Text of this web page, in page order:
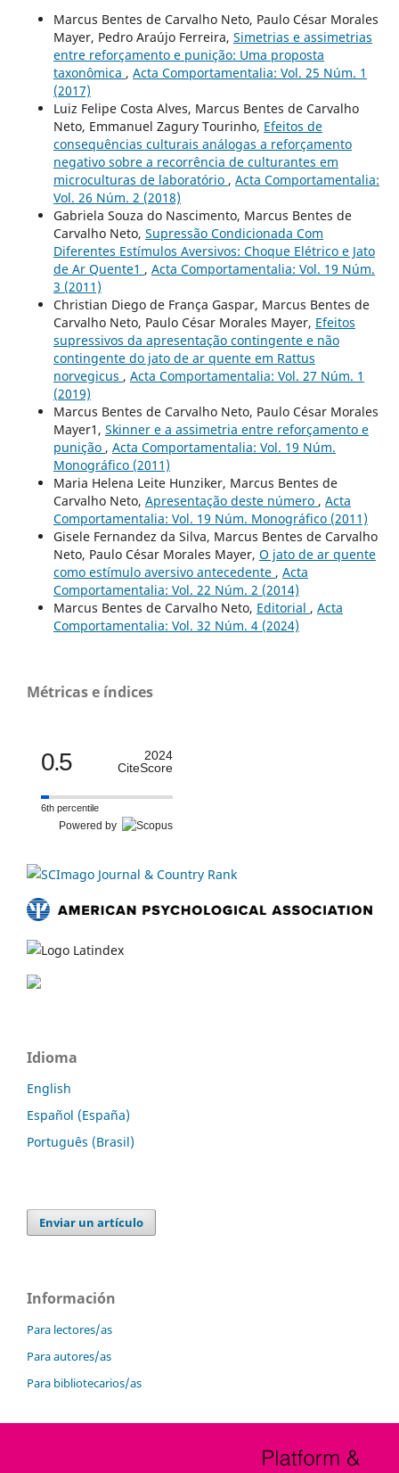
Marcus Bentes de Carvalho Neto, Paulo César Morales
Mayer, Pedro Araújo Ferreira, Simetrias e assimetrias
entre reforçamento e punição: Uma proposta
taxonômica , Acta Comportamentalia: Vol. 25 Núm. 1
(2017)
Luiz Felipe Costa Alves, Marcus Bentes de Carvalho
Neto, Emmanuel Zagury Tourinho, Efeitos de
consequências culturais análogas a reforçamento
negativo sobre a recorrência de culturantes em
microculturas de laboratório , Acta Comportamentalia:
Vol. 26 Núm. 2 (2018)
Gabriela Souza do Nascimento, Marcus Bentes de
Carvalho Neto, Supressão Condicionada Com
Diferentes Estímulos Aversivos: Choque Elétrico e Jato
de Ar Quente1 , Acta Comportamentalia: Vol. 19 Núm.
3 (2011)
Christian Diego de França Gaspar, Marcus Bentes de
Carvalho Neto, Paulo César Morales Mayer, Efeitos
supressivos da apresentação contingente e não
contingente do jato de ar quente em Rattus
norvegicus , Acta Comportamentalia: Vol. 27 Núm. 1
(2019)
Marcus Bentes de Carvalho Neto, Paulo César Morales
Mayer1, Skinner e a assimetria entre reforçamento e
punição , Acta Comportamentalia: Vol. 19 Núm.
Monográfico (2011)
Maria Helena Leite Hunziker, Marcus Bentes de
Carvalho Neto, Apresentação deste número , Acta
Comportamentalia: Vol. 19 Núm. Monográfico (2011)
Gisele Fernandez da Silva, Marcus Bentes de Carvalho
Neto, Paulo César Morales Mayer, O jato de ar quente
como estímulo aversivo antecedente , Acta
Comportamentalia: Vol. 22 Núm. 2 (2014)
Marcus Bentes de Carvalho Neto, Editorial , Acta
Comportamentalia: Vol. 32 Núm. 4 (2024)
Métricas e índices
0.5
2024
CiteScore
6th percentile
Powered by
Idioma
English
Español (España)
Português (Brasil)
Enviar un artículo
Información
Para lectores/as
Para autores/as
Para bibliotecarios/as